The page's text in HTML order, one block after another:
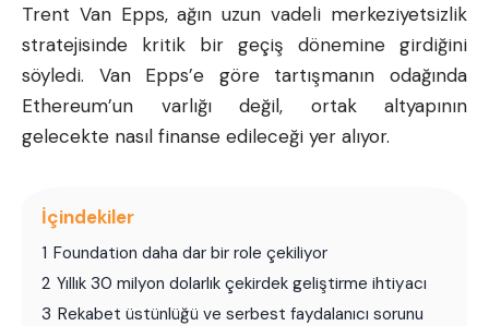
Trent Van Epps, ağın uzun vadeli merkeziyetsizlik
stratejisinde kritik bir geçiş dönemine girdiğini
söyledi. Van Epps’e göre tartışmanın odağında
Ethereum’un varlığı değil, ortak altyapının
gelecekte nasıl finanse edileceği yer alıyor.
İçindekiler
1 Foundation daha dar bir role çekiliyor
2 Yıllık 30 milyon dolarlık çekirdek geliştirme ihtiyacı
3 Rekabet üstünlüğü ve serbest faydalanıcı sorunu